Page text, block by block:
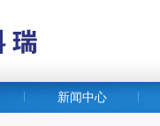
新闻中心